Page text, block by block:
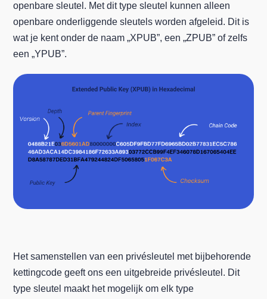
openbare sleutel. Met dit type sleutel kunnen alleen
openbare onderliggende sleutels worden afgeleid. Dit is
wat je kent onder de naam „XPUB”, een „ZPUB” of zelfs
een „YPUB”.
Het samenstellen van een privésleutel met bijbehorende
kettingcode geeft ons een uitgebreide privésleutel. Dit
type sleutel maakt het mogelijk om elk type